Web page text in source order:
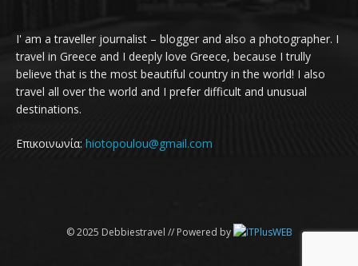
I' am a traveller journalist – blogger and also a photographer. I
travel in Greece and I deeply love Greece, because I trully
believe that is the most beautiful country in the world! I also
travel all over the world and I prefer difficult and unusual
destinations.
Επικοινωνία: hiotopoulou@gmail.com
© 2025 Debbiestravel // Powered by